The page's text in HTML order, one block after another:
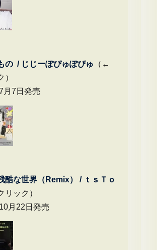
の / じじーぽぴゅぽぴゅ （←
）
月7日発売
酷な世界（Remix） / ｔｓＴｏ
リック）
月22日発売